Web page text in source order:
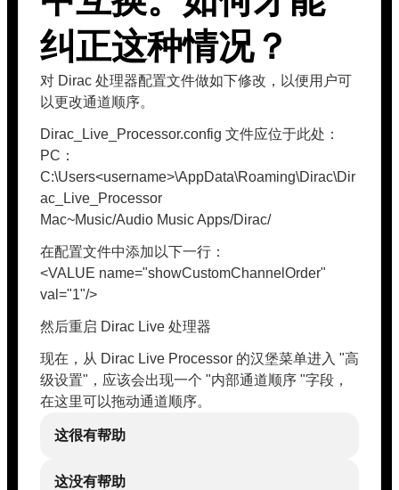
纠正这种情况？
对 Dirac 处理器配置文件做如下修改，以便用户可
以更改通道顺序。
Dirac_Live_Processor.config 文件应位于此处：
PC：
C:\Users<username>\AppData\Roaming\Dirac\Dir
ac_Live_Processor
Mac~Music/Audio Music Apps/Dirac/
在配置文件中添加以下一行：
<VALUE name="showCustomChannelOrder"
val="1"/>
然后重启 Dirac Live 处理器
现在，从 Dirac Live Processor 的汉堡菜单进入 "高
级设置"，应该会出现一个 "内部通道顺序 "字段，
在这里可以拖动通道顺序。
这很有帮助
这没有帮助